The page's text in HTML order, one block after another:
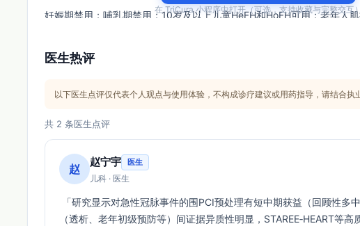
妊娠期禁用；哺乳期禁用；10岁及以上儿童HeFH和HoFH可用；老年人
美国说明书最新修订日期：2024年4月（V-06）。
在 TriCura 小程序中打开（可选，支持收藏与完整交互
医生热评
以下医生点评仅代表个人观点与使用体验，不构成诊疗建议或用药指导，请结合执
共 2 条医生点评
赵 赵宁宇 医生
儿科 · 医生
（透析、老年初级预防等）间证据异质性明显，STAREE‑HEART等